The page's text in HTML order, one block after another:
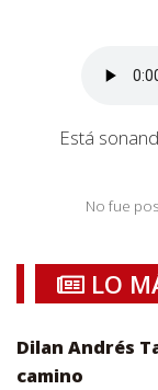
Está
No fue
LO
Dilan Andrés
camino